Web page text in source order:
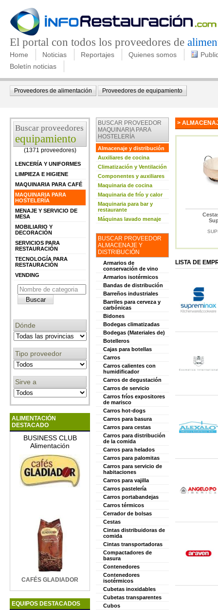
El portal con todos los proveedores de
Home Noticias Reportajes Quienes somos
Boletín noticias
Proveedores de alimentación Proveedores de equipamiento
Buscar proveedores
equipamiento
(1371 proveedores)
LENCERÍA Y UNIFORMES
LIMPIEZA E HIGIENE
MAQUINARIA PARA CAFÉ
MAQUINARIA PARA
HOSTELERÍA
MENAJE Y SERVICIO DE
MESA
MOBILIARIO Y
DECORACIÓN
SERVICIOS PARA
RESTAURACIÓN
TECNOLOGÍA PARA
RESTAURACIÓN
VENDING
Dónde
Tipo proveedor
Sirve a
ALIMENTACIÓN
DESTACADO
BUSINESS CLUB
Alimentación
CAFÉS GLADIADOR
EQUIPOS DESTACADOS
BUSCAR PROVEEDOR
MAQUINARIA PARA
HOSTELERÍA
Almacenaje y distribución
Auxiliares de cocina
Climatización y Ventilación
Componentes y auxiliares
Maquinaria de cocina
Maquinaria de frío y calor
Maquinaria para bar y
restaurante
Máquinas lavado menaje
BUSCAR PROVEEDOR
ALMACENAJE Y
DISTRIBUCIÓN
Armarios de
conservación de vino
Armarios isotérmicos
Bandas de distribución
Barreños industriales
Barriles para cerveza y
carbónicas
Bidones
Bodegas climatizadas
Bodegas (Materiales de)
Botelleros
Cajas para botellas
Carros
Carros calientes con
humidificador
Carros de degustación
Carros de servicio
Carros fríos expositores
de marisco
Carros hot-dogs
Carros para basura
Carros para cestas
Carros para distribución
de la comida
Carros para helados
Carros para palomitas
Carros para servicio de
habitaciones
Carros para vajilla
Carros pastelería
Carros portabandejas
Carros térmicos
Cerrador de bolsas
Cestas
Cintas distribuidoras de
comida
Cintas transportadoras
Compactadores de
basura
Contenedores
Contenedores
isotérmicos
Cubetas inoxidables
Cubetas transparentes
Cubos
>
LISTA DE